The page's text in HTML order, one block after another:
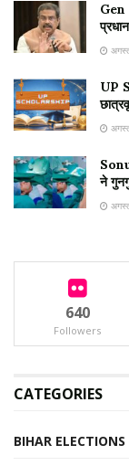
Gen
UP
ने
640
Followers
CATEGORIES
BIHAR